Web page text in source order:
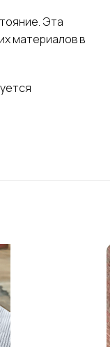
Эта
материалов в